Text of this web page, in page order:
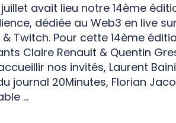
avait lieu notre 14ème
dédiée au Web3 en live
& Twitch. Pour cette 14ème
Claire Renault & Quentin
nos invités, Laurent
journal 20Minutes, Florian
…